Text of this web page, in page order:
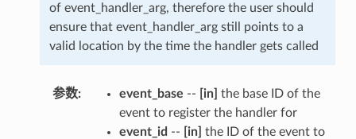
of event_handler_arg, therefore the user should
ensure that event_handler_arg still points to a
valid location by the time the handler gets called
参数: event_base -- [in] the base ID of the
event to register the handler for
event_id -- [in] the ID of the event to